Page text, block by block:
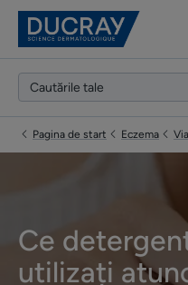
Pagina de start Eczema
Ce
utilizați